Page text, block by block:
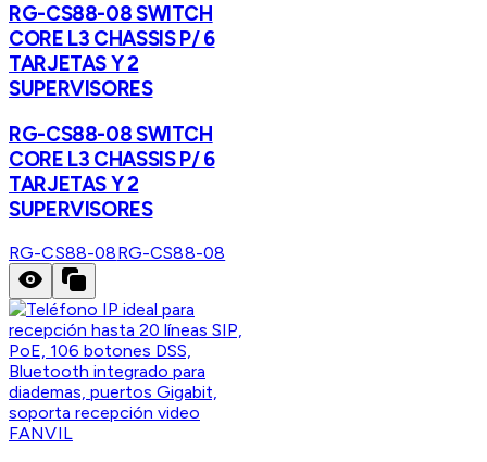
RG-CS88-08 SWITCH
CORE L3 CHASSIS P/ 6
TARJETAS Y 2
SUPERVISORES
RG-CS88-08 SWITCH
CORE L3 CHASSIS P/ 6
TARJETAS Y 2
SUPERVISORES
RG-CS88-08RG-CS88-08
FANVIL